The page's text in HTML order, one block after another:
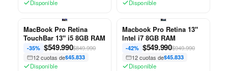
Disponible Disponible
MacBook Pro Retina
TouchBar 13" i5 8GB RAM
-35% $549.990$849.990
12 cuotas de$45.833
Disponible
Macbook Pro Retina 13"
Intel i7 8GB RAM
-42% $549.990$949.990
12 cuotas de$45.833
Disponible